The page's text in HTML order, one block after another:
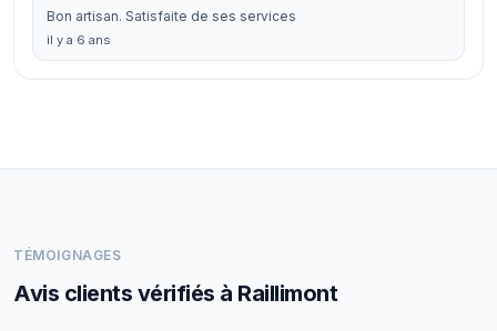
Bon artisan. Satisfaite de ses services
il y a 6 ans
TÉMOIGNAGES
Avis clients vérifiés à Raillimont